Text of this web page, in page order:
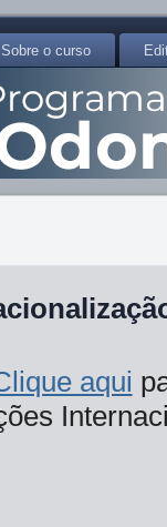
Sobre o curso
aqui